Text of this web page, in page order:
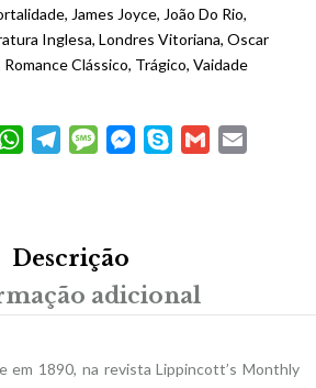
, James Joyce, João Do Rio,
Inglesa, Londres Vitoriana, Oscar
Romance Clássico, Trágico, Vaidade
WhatsAppTelegramMessageMessenger
Skype Gmail
Descrição
adicional
em 1890, na revista Lippincott’s Monthly